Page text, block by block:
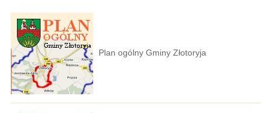
Plan ogólny Gminy Złotoryja